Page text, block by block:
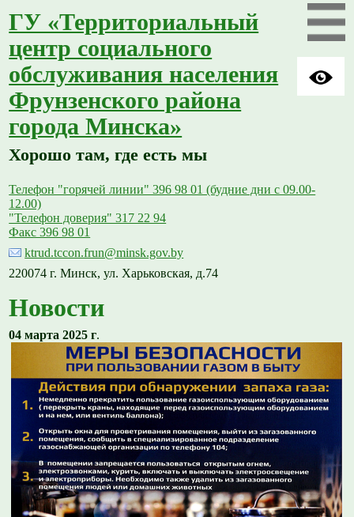
ГУ «Территориальный
центр социального
обслуживания населения
Фрунзенского района
города Минска»
Хорошо там, где есть мы
Телефон "горячей линии" 396 98 01 (будние дни с 09.00-
12.00)
"Телефон доверия" 317 22 94
Факс 396 98 01
ktrud.tccon.frun@minsk.gov.by
220074 г. Минск, ул. Харьковская, д.74
Новости
04 марта 2025 г.